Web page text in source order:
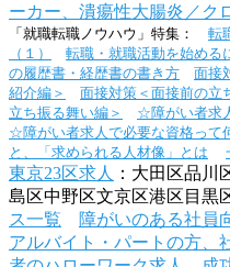
ーカー、潰瘍性大腸炎／ク
「就職転職ノウハウ」特集： 転
（１）
転職・就職活動を始める
の履歴書・経歴書の書き方
面接
紹介編＞
面接対策＜面接前の立
立ち振る舞い編＞
☆障がい者求
☆障がい者求人で必要な資格って
と、「求められる人材像」とは
東京23区求人
：大田区品川
島区中野区文京区港区目黒
ス一覧
障がいのある社員
アルバイト・パートの方、